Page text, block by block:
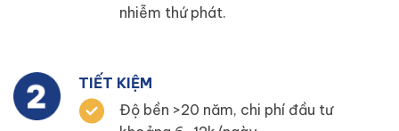
nhiễm thứ phát.
TIẾT KIỆM
Độ bền >20 năm, chi phí đầu tư